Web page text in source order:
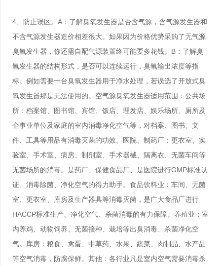
4、防止误区。A：了解臭氧发生器是否含气源，含气源发生器和
不含气源发生器造价相差很大。如果因为价格优势采购了无气源
臭氧发生器，你还需自配气源装置终可能要多花钱。B：了解臭
氧发生器的结构形式，是否可以连续运行，臭氧输出浓度等指
标。例如需要一台臭氧发生器用于净水处理，若误选了开放式臭
氧发生器那是无法使用的。空气源臭氧发生器适用范围：公共场
所：档案馆、图书馆、宾馆、饭店、理发店、娱乐场所、厕所及
企事业单位及家庭的室内消毒净化空气等，对档案、图书、文
件、工具等用品有消毒灭菌的功效。医院、制药厂：更衣室、实
验室、手术室、病房、制剂室、手术器械、隔离衣、无菌车间等
无菌场所的消毒。是药厂、保健食品厂、是医院进行GMP标准认
证、消毒除菌、净化空气的得力助手。食品饮料业：车间、无菌
室、更衣室、库房及生产器具等消毒灭菌，是广大食品厂进行
HACCP标准生产、净化空气、杀菌消毒的有力保障。养殖业：室
内养鸡、动物饲养、无菌接种、栽培等出臭消毒、杀菌净化空
气。库房：粮食、禽蛋、中草药、水果、蔬菜、肉制品、水产品
等空气消毒，防腐保鲜。其他：各行业凡是室内空气需要消毒杀